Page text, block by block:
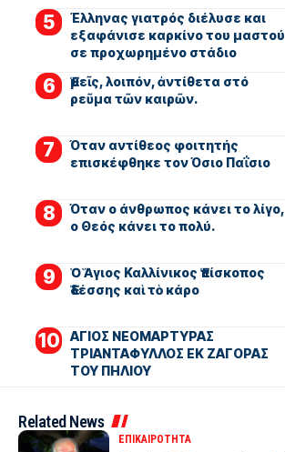
Έλληνας γιατρός διέλυσε και
εξαφάνισε καρκίνο του μαστού
σε προχωρημένο στάδιο
Ἐμεῖς, λοιπόν, ἀντίθετα στό
ρεῦμα τῶν καιρῶν.
Όταν αντίθεος φοιτητής
επισκέφθηκε τον Όσιο Παΐσιο
Όταν ο άνθρωπος κάνει το λίγο,
ο Θεός κάνει το πολύ.
Ὁ Ἅγιος Καλλίνικος Ἐπίσκοπος
Ἐδέσσης καὶ τὸ κάρο
ΑΓΙΟΣ ΝΕΟΜΑΡΤΥΡΑΣ
ΤΡΙΑΝΤΑΦΥΛΛΟΣ ΕΚ ΖΑΓΟΡΑΣ
ΤΟΥ ΠΗΛΙΟΥ
Related News
ΕΠΙΚΑΙΡΟΤΗΤΑ